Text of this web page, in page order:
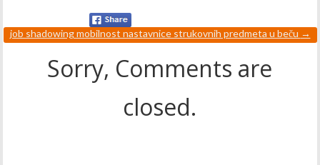
job shadowing mobilnost nastavnice strukovnih predmeta u beču →
Sorry, Comments are
closed.